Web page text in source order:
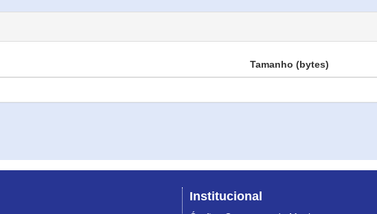
Tamanho (bytes)
Institucional